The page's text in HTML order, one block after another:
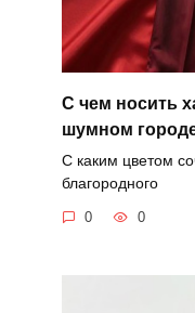
С чем носить
шумном
С каким цветом
благородного
0 0